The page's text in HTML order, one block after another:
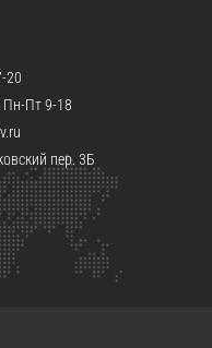
20
Пт 9-18
пер. 3Б